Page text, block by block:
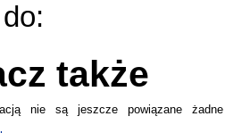
także
nie są jeszcze powiązane żadne